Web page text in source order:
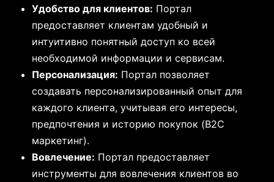
Удобство для клиентов: Портал
предоставляет клиентам удобный и
интуитивно понятный доступ ко всей
необходимой информации и сервисам.
Персонализация: Портал позволяет
создавать персонализированный опыт для
каждого клиента, учитывая его интересы,
предпочтения и историю покупок (B2C
маркетинг).
Вовлечение: Портал предоставляет
инструменты для вовлечения клиентов во